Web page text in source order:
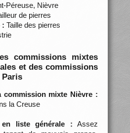
Péreuse, Nièvre
de pierres
: Taille des pierres
commissions mixtes
et des commissions
commission mixte Nièvre :
la Creuse
en liste générale : Assez